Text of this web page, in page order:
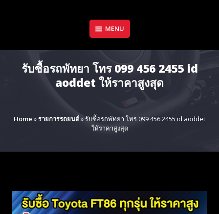
MENU
รับซื้อรถพัทยา โทร 099 456 2455 id
aoddet ให้ราคาสูงสุด
Home »รายการรถยนต์»รับซื้อรถพัทยา โทร 099 456 2455 id aoddet
ให้ราคาสูงสุด